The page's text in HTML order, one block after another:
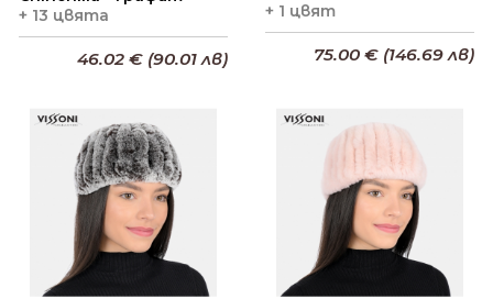
+ 13 цвята
Добави в кошницата
46.02 € (90.01 лв)
+ 1 цвят
Добави в кошницата
75.00 € (146.69 лв)